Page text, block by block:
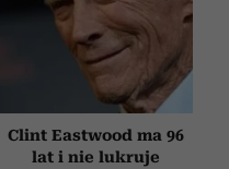
Clint Eastwood ma 96
lat i nie lukruje